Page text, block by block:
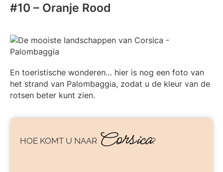
#10 – Oranje Rood
En toeristische wonderen… hier is nog een foto van
het strand van Palombaggia, zodat u de kleur van de
rotsen beter kunt zien.
HOE KOMT U NAAR Corsica?